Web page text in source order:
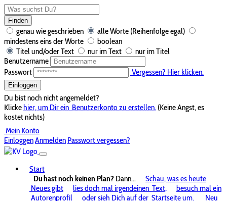
Finden
genau wie geschrieben
alle Worte (Reihenfolge egal)
mindestens eins der Worte
boolean
Titel und/oder Text
nur im Text
nur im Titel
Benutzername
Passwort
Vergessen? Hier klicken.
Einloggen
Du bist noch nicht angemeldet?
Klickehier, um Dir ein Benutzerkonto zu erstellen. (Keine Angst, es
kostet nichts)
Mein Konto
EinloggenAnmelden Passwort vergessen?
Start
Du hast noch keinen Plan? Dann...
Schau, was es heute
Neues gibt
lies doch mal irgendeinen Text,
besuch mal ein
Autorenprofil
oder sieh Dich auf der Startseite um.
Neu